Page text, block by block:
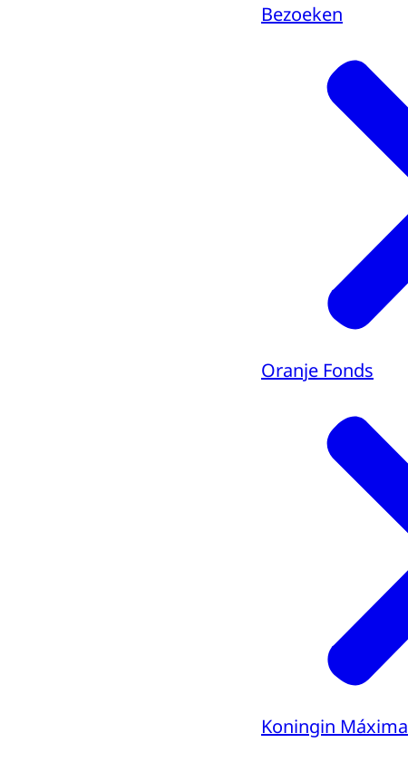
Bezoeken
Oranje Fonds
Koningin Máxima